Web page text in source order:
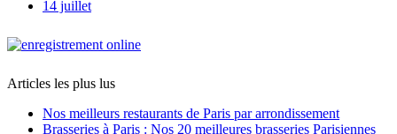
14 juillet
Articles les plus lus
Nos meilleurs restaurants de Paris par arrondissement
Brasseries à Paris : Nos 20 meilleures brasseries Parisiennes